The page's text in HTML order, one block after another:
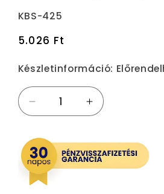
Termékváltozat:
KBS-425
Normál
5.026 Ft
Készletinformáció:
Dinós
keksz
és
minta
(3db)
mennyiségének
Dinós
keksz
és
minta
(3db)